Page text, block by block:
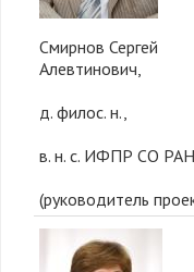
Смирнов Сергей
Алевтинович,
д. филос. н.,
в. н. с. ИФПР СО РАН
(руководитель